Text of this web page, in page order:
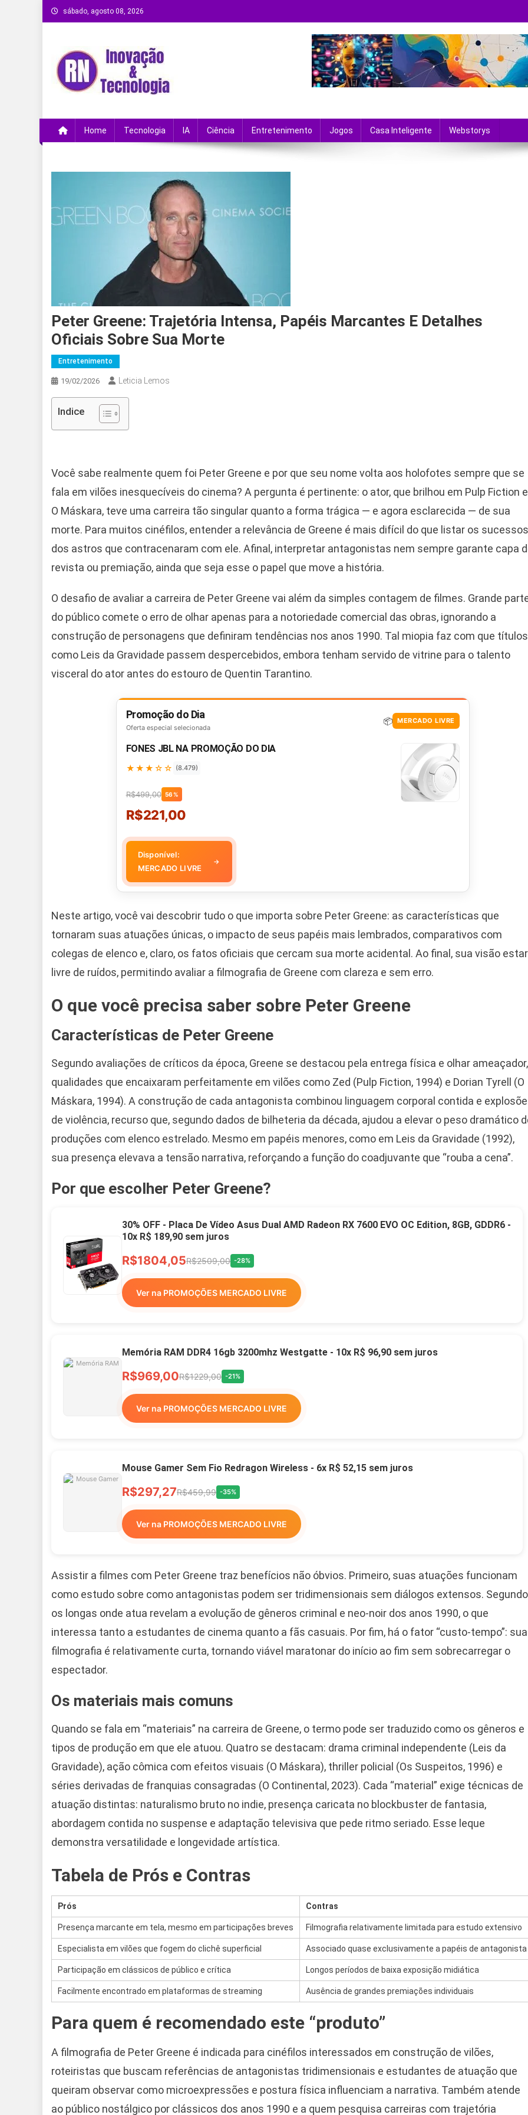
Skip
to
sábado, agosto 08, 2026
Home Tecnologia IA Ciência Entretenimento Jogos Casa Inteligente Webstorys
Peter Greene: Trajetória Intensa, Papéis Marcantes E Detalhes
Oficiais Sobre Sua Morte
Entretenimento
19/02/2026 Leticia Lemos
Indice
Você sabe realmente quem foi Peter Greene e por que seu nome volta aos holofotes sempre que se
fala em vilões inesquecíveis do cinema? A pergunta é pertinente: o ator, que brilhou em Pulp Fiction e
O Máskara, teve uma carreira tão singular quanto a forma trágica — e agora esclarecida — de sua
morte. Para muitos cinéfilos, entender a relevância de Greene é mais difícil do que listar os sucessos
dos astros que contracenaram com ele. Afinal, interpretar antagonistas nem sempre garante capa
revista ou premiação, ainda que seja esse o papel que move a história.
O desafio de avaliar a carreira de Peter Greene vai além da simples contagem de filmes. Grande
do público comete o erro de olhar apenas para a notoriedade comercial das obras, ignorando a
construção de personagens que definiram tendências nos anos 1990. Tal miopia faz com que títulos
como Leis da Gravidade passem despercebidos, embora tenham servido de vitrine para o talento
visceral do ator antes do estouro de Quentin Tarantino.
Promoção do Dia
Oferta especial selecionada
📦 MERCADO LIVRE
FONES JBL NA PROMOÇÃO DO DIA
★★★☆☆ (8.479)
R$499,00 56%
R$221,00
Disponível:
MERCADO LIVRE
→
Neste artigo, você vai descobrir tudo o que importa sobre Peter Greene: as características que
tornaram suas atuações únicas, o impacto de seus papéis mais lembrados, comparativos com
colegas de elenco e, claro, os fatos oficiais que cercam sua morte acidental. Ao final, sua visão
livre de ruídos, permitindo avaliar a filmografia de Greene com clareza e sem erro.
O que você precisa saber sobre Peter Greene
Características de Peter Greene
Segundo avaliações de críticos da época, Greene se destacou pela entrega física e olhar ameaçador,
qualidades que encaixaram perfeitamente em vilões como Zed (Pulp Fiction, 1994) e Dorian Tyrell (O
Máskara, 1994). A construção de cada antagonista combinou linguagem corporal contida e
de violência, recurso que, segundo dados de bilheteria da década, ajudou a elevar o peso dramático
produções com elenco estrelado. Mesmo em papéis menores, como em Leis da Gravidade (1992),
sua presença elevava a tensão narrativa, reforçando a função do coadjuvante que “rouba a cena”.
Por que escolher Peter Greene?
30% OFF - Placa De Vídeo Asus Dual AMD Radeon RX 7600 EVO OC Edition, 8GB, GDDR6 -
10x R$ 189,90 sem juros
R$1804,05R$2509,00 -28%
Ver na PROMOÇÕES MERCADO LIVRE
Memória RAM DDR4 16gb 3200mhz Westgatte - 10x R$ 96,90 sem juros
R$969,00R$1229,00 -21%
Ver na PROMOÇÕES MERCADO LIVRE
Mouse Gamer Sem Fio Redragon Wireless - 6x R$ 52,15 sem juros
R$297,27R$459,99 -35%
Ver na PROMOÇÕES MERCADO LIVRE
Assistir a filmes com Peter Greene traz benefícios não óbvios. Primeiro, suas atuações funcionam
como estudo sobre como antagonistas podem ser tridimensionais sem diálogos extensos.
os longas onde atua revelam a evolução de gêneros criminal e neo-noir dos anos 1990, o que
interessa tanto a estudantes de cinema quanto a fãs casuais. Por fim, há o fator “custo-tempo”: sua
filmografia é relativamente curta, tornando viável maratonar do início ao fim sem sobrecarregar o
espectador.
Os materiais mais comuns
Quando se fala em “materiais” na carreira de Greene, o termo pode ser traduzido como os gêneros e
tipos de produção em que ele atuou. Quatro se destacam: drama criminal independente (Leis da
Gravidade), ação cômica com efeitos visuais (O Máskara), thriller policial (Os Suspeitos, 1996) e
séries derivadas de franquias consagradas (O Continental, 2023). Cada “material” exige técnicas de
atuação distintas: naturalismo bruto no indie, presença caricata no blockbuster de fantasia,
abordagem contida no suspense e adaptação televisiva que pede ritmo seriado. Esse leque
demonstra versatilidade e longevidade artística.
Tabela de Prós e Contras
Prós Contras
Presença marcante em tela, mesmo em participações breves Filmografia relativamente limitada para estudo extensivo
Especialista em vilões que fogem do clichê superficial Associado quase exclusivamente a papéis de antagonista
Participação em clássicos de público e crítica Longos períodos de baixa exposição midiática
Facilmente encontrado em plataformas de streaming Ausência de grandes premiações individuais
Para quem é recomendado este “produto”
A filmografia de Peter Greene é indicada para cinéfilos interessados em construção de vilões,
roteiristas que buscam referências de antagonistas tridimensionais e estudantes de atuação que
queiram observar como microexpressões e postura física influenciam a narrativa. Também atende
ao público nostálgico por clássicos dos anos 1990 e a quem pesquisa carreiras com trajetória